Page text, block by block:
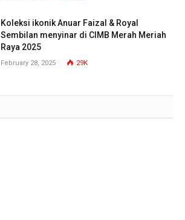
Koleksi ikonik Anuar Faizal & Royal
Sembilan menyinar di CIMB Merah Meriah
Raya 2025
February 28, 2025 29K